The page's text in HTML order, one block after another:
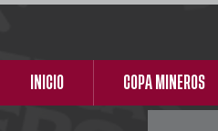
INICIO COPA MINEROS